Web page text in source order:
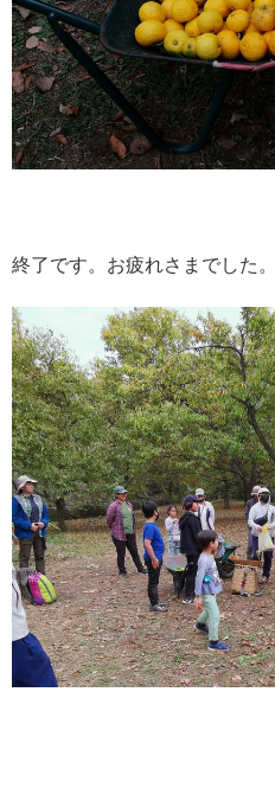
終了です。お疲れさまでした。